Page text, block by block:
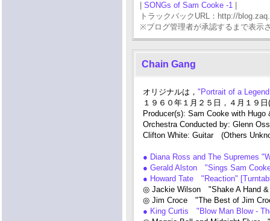
SONGs of Sam Cooke -1
トラックバックURL：http://
※ブログ管理者が承認するまで表示
Chain Gang
オリジナルは， "Portrait of a
１９６０年１月２５日，４月１９
Producer(s): Sam Cooke with Hugo
Orchestra Conducted by: Glenn
Clifton White: Guitar (Others
● Diana Ross and The Supremes
● Gerald Alston "Sings Sam
● Howard Tate "Reaction"
◎ Jackie Wilson "Shake A Hand
◎ Jim Croce "The Best of Jim
● King Curtis "Blow Man Blow -